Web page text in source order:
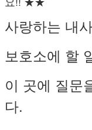
사랑하는 내
보호소에 할
이 곳에 질문
다.